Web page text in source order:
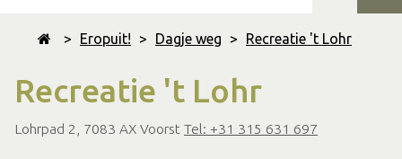
> Eropuit! > Dagje weg > Recreatie 't Lohr
Recreatie 't Lohr
Lohrpad 2, 7083 AX Voorst Tel: +31 315 631 697